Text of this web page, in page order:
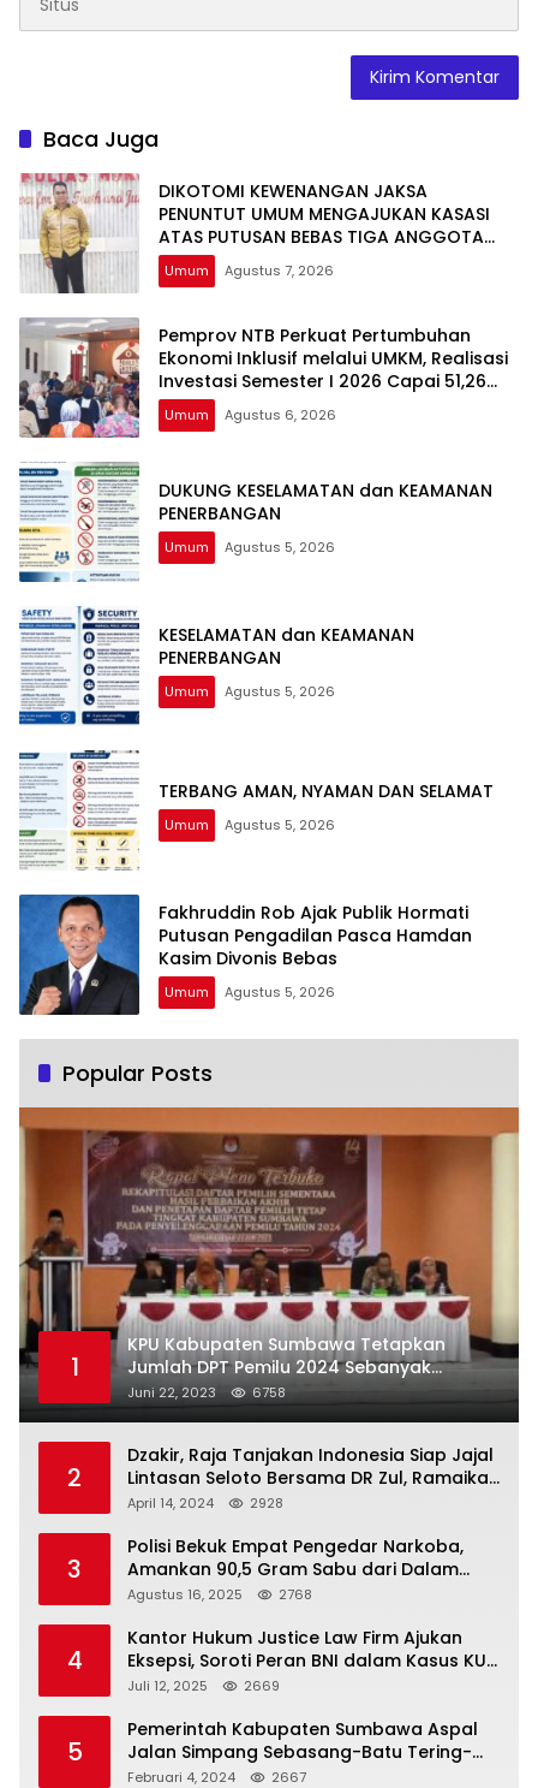
Baca Juga
DIKOTOMI KEWENANGAN JAKSA
PENUNTUT UMUM MENGAJUKAN KASASI
ATAS PUTUSAN BEBAS TIGA ANGGOTA
DPRD NTB DALAM PERKARA TINDAK PIDANA
GRATIFIKASI
Umum Agustus 7, 2026
Pemprov NTB Perkuat Pertumbuhan
Ekonomi Inklusif melalui UMKM, Realisasi
Investasi Semester I 2026 Capai 51,26
Persen
Umum Agustus 6, 2026
DUKUNG KESELAMATAN dan KEAMANAN
PENERBANGAN
Umum Agustus 5, 2026
KESELAMATAN dan KEAMANAN
PENERBANGAN
Umum Agustus 5, 2026
TERBANG AMAN, NYAMAN DAN SELAMAT
Umum Agustus 5, 2026
Fakhruddin Rob Ajak Publik Hormati
Putusan Pengadilan Pasca Hamdan
Kasim Divonis Bebas
Umum Agustus 5, 2026
Popular Posts
1
KPU Kabupaten Sumbawa Tetapkan
Jumlah DPT Pemilu 2024 Sebanyak
367.987 Pemilih
Juni 22, 2023 6758
2
Dzakir, Raja Tanjakan Indonesia Siap Jajal
Lintasan Seloto Bersama DR Zul, Ramaikan
Trabas JAS #2 KSB
April 14, 2024 2928
3
Polisi Bekuk Empat Pengedar Narkoba,
Amankan 90,5 Gram Sabu dari Dalam
Mobil
Agustus 16, 2025 2768
4
Kantor Hukum Justice Law Firm Ajukan
Eksepsi, Soroti Peran BNI dalam Kasus KUR
Bawang Merah KCP Woha
Juli 12, 2025 2669
5
Pemerintah Kabupaten Sumbawa Aspal
Jalan Simpang Sebasang-Batu Tering-
Lito
Februari 4, 2024 2667